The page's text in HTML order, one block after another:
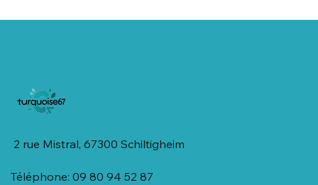
2 rue Mistral, 67300 Schiltigheim
Téléphone: 09 80 94 52 87